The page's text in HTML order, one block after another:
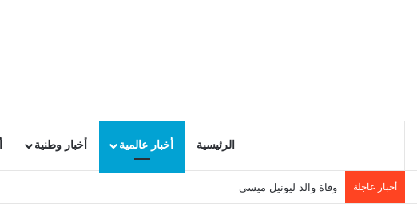
الرئيسية أخبار عالمية أخبار وطنية
أخبار عاجلة وفاة والد ليونيل ميسي